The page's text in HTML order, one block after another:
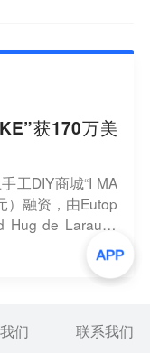
获170万美
工DIY商城“I MA
）融资，由Eutop
Hug de Larauze
行官）等数位私
，公司将用于加
们 联系我们